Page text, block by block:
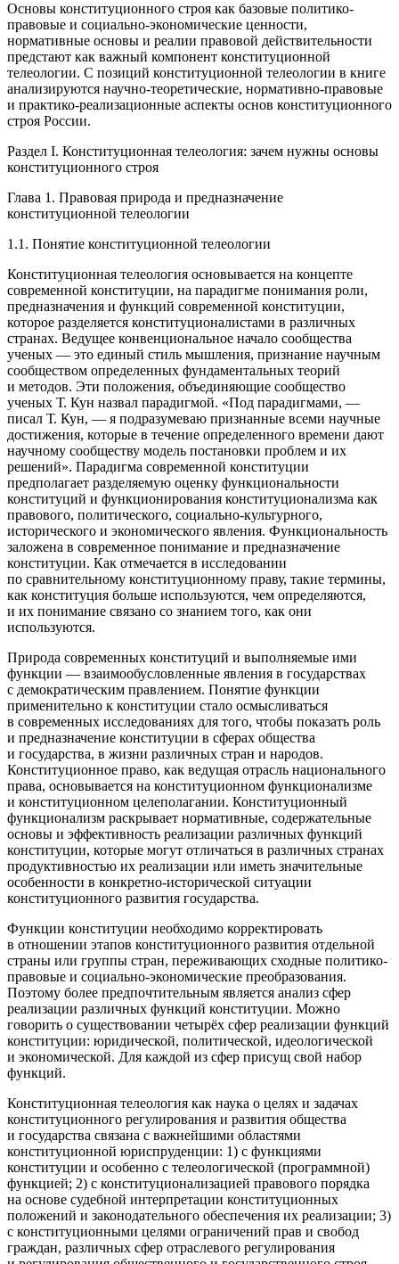
Основы конституционного строя как базовые политико-
правовые и социально-экономические ценности,
нормативные основы и реалии правовой действительности
предстают как важный компонент конституционной
телеологии. С позиций конституционной телеологии в книге
анализируются научно-теоретические, нормативно-правовые
и практико-реализационные аспекты основ конституционного
строя России.
Раздел I. Конституционная телеология: зачем нужны основы
конституционного строя
Глава 1. Правовая природа и предназначение
конституционной телеологии
1.1. Понятие конституционной телеологии
Конституционная телеология основывается на концепте
современной конституции, на парадигме понимания роли,
предназначения и функций современной конституции,
которое разделяется конституционалистами в различных
странах. Ведущее конвенциональное начало сообщества
ученых — это единый стиль мышления, признание научным
сообществом определенных фундаментальных теорий
и методов. Эти положения, объединяющие сообщество
ученых Т. Кун назвал парадигмой. «Под парадигмами, —
писал Т. Кун, — я подразумеваю признанные всеми научные
достижения, которые в течение определенного времени дают
научному сообществу модель постановки проблем и их
решений». Парадигма современной конституции
предполагает разделяемую оценку функциональности
конституций и функционирования конституционализма как
правового, политического, социально-культурного,
исторического и экономического явления. Функциональность
заложена в современное понимание и предназначение
конституции. Как отмечается в исследовании
по сравнительному конституционному праву, такие термины,
как конституция больше используются, чем определяются,
и их понимание связано со знанием того, как они
используются.
Природа современных конституций и выполняемые ими
функции — взаимообусловленные явления в государствах
с демократическим правлением. Понятие функции
применительно к конституции стало осмысливаться
в современных исследованиях для того, чтобы показать роль
и предназначение конституции в сферах общества
и государства, в жизни различных стран и народов.
Конституционное право, как ведущая отрасль национального
права, основывается на конституционном функционализме
и конституционном целеполагании. Конституционный
функционализм раскрывает нормативные, содержательные
основы и эффективность реализации различных функций
конституции, которые могут отличаться в различных странах
продуктивностью их реализации или иметь значительные
особенности в конкретно-исторической ситуации
конституционного развития государства.
Функции конституции необходимо корректировать
в отношении этапов конституционного развития отдельной
страны или группы стран, переживающих сходные политико-
правовые и социально-экономические преобразования.
Поэтому более предпочтительным является анализ сфер
реализации различных функций конституции. Можно
говорить о существовании четырёх сфер реализации функций
конституции: юридической, политической, идеологической
и экономической. Для каждой из сфер присущ свой набор
функций.
Конституционная телеология как наука о целях и задачах
конституционного регулирования и развития общества
и государства связана с важнейшими областями
конституционной юриспруденции: 1) с функциями
конституции и особенно с телеологической (программной)
функцией; 2) с конституционализацией правового порядка
на основе судебной интерпретации конституционных
положений и законодательного обеспечения их реализации; 3)
с конституционными целями ограничений прав и свобод
граждан, различных сфер отраслевого регулирования